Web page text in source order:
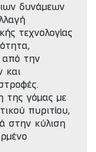
δυνάμεων
τεχνολογίας
από την
και
της γόμας με
πυριτίου,
στην κύλιση